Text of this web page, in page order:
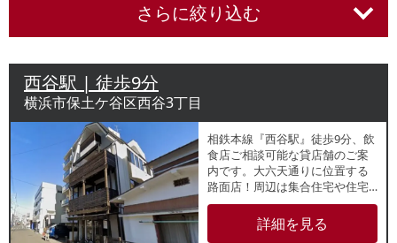
さらに絞り込む
西谷駅 | 徒歩9分
横浜市保土ケ谷区西谷3丁目
相鉄本線『西谷駅』徒歩9分、飲
食店ご相談可能な貸店舗のご案
内です。大六天通りに位置する
路面店！周辺は集合住宅や住宅
が広がっているため地域住民を
中心とした集客が期待できま
す。詳細はレスタンダードまで
詳細を見る